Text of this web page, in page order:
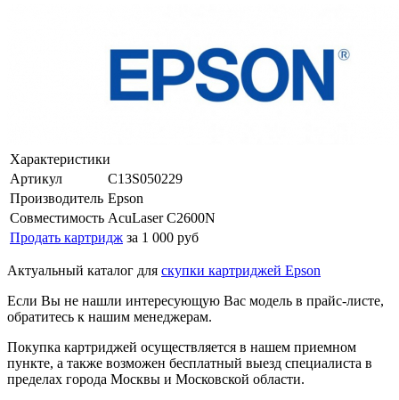
Характеристики
Артикул
C13S050229
Производитель Epson
Совместимость AcuLaser C2600N
Продать картридж за 1 000 руб
Актуальный каталог для скупки картриджей Epson
Если Вы не нашли интересующую Вас модель в прайс-листе,
обратитесь к нашим менеджерам.
Покупка картриджей осуществляется в нашем приемном
пункте, а также возможен бесплатный выезд специалиста в
пределах города Москвы и Московской области.